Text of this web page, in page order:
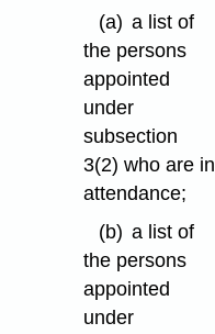
(a) a list of
the persons
appointed
under
subsection
3(2) who are in
attendance;
(b) a list of
the persons
appointed
under